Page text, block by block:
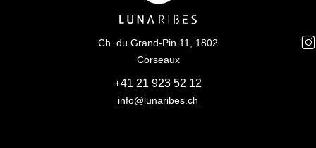
Ch. du Grand-Pin 11, 1802
Corseaux
+41 21 923 52 12
info@lunaribes.ch